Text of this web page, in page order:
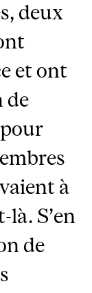
deux
et ont
de
à
S’en
de